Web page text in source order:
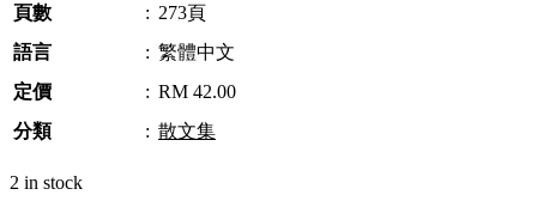
頁數
: 273頁
語言
: 繁體中文
定價
: RM 42.00
分類
: 散文集
2 in stock